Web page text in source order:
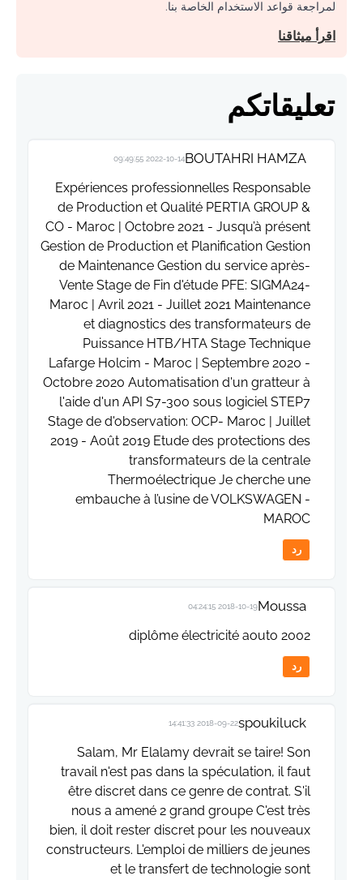
لمراجعة قواعد الاستخدام الخاصة بنا.
اقرأ ميثاقنا
تعليقاتكم
BOUTAHRI HAMZA
2022-10-14 09:49:55
Expériences professionnelles Responsable
de Production et Qualité PERTIA GROUP &
CO - Maroc | Octobre 2021 - Jusqu’à présent
Gestion de Production et Planification Gestion
de Maintenance Gestion du service après-
Vente Stage de Fin d'étude PFE: SIGMA24-
Maroc | Avril 2021 - Juillet 2021 Maintenance
et diagnostics des transformateurs de
Puissance HTB/HTA Stage Technique
Lafarge Holcim - Maroc | Septembre 2020 -
Octobre 2020 Automatisation d'un gratteur à
l'aide d'un API S7-300 sous logiciel STEP7
Stage de d'observation: OCP- Maroc | Juillet
2019 - Août 2019 Etude des protections des
transformateurs de la centrale
Thermoélectrique Je cherche une
embauche à l’usine de VOLKSWAGEN -
MAROC
رد
Moussa
2018-10-19 04:24:15
diplôme électricité aouto 2002
رد
spoukiluck
2018-09-22 14:41:33
Salam, Mr Elalamy devrait se taire! Son
travail n'est pas dans la spéculation, il faut
être discret dans ce genre de contrat. S'il
nous a amené 2 grand groupe C'est très
bien, il doit rester discret pour les nouveaux
constructeurs. L'emploi de milliers de jeunes
et le transfert de technologie sont